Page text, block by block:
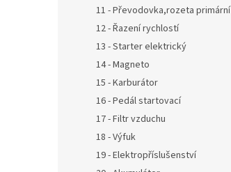
11 - Převodovka,rozeta primární
12 - Řazení rychlostí
13 - Starter elektrický
14 - Magneto
15 - Karburátor
16 - Pedál startovací
17 - Filtr vzduchu
18 - Výfuk
19 - Elektropříslušenství